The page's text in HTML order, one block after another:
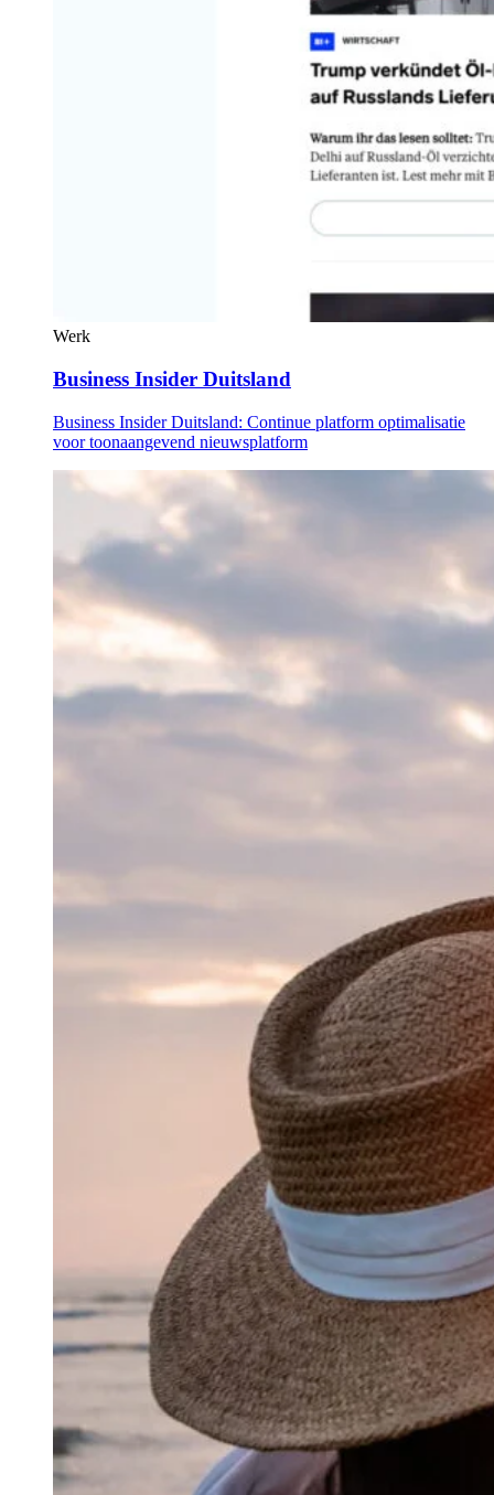
Werk
Business Insider Duitsland
Business Insider Duitsland: Continue platform optimalisatie
voor toonaangevend nieuwsplatform